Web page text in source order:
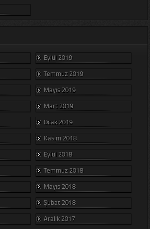
Eylül 2019
Temmuz 2019
Mayıs 2019
Mart 2019
Ocak 2019
Kasım 2018
Eylül 2018
Temmuz 2018
Mayıs 2018
Şubat 2018
Aralık 2017